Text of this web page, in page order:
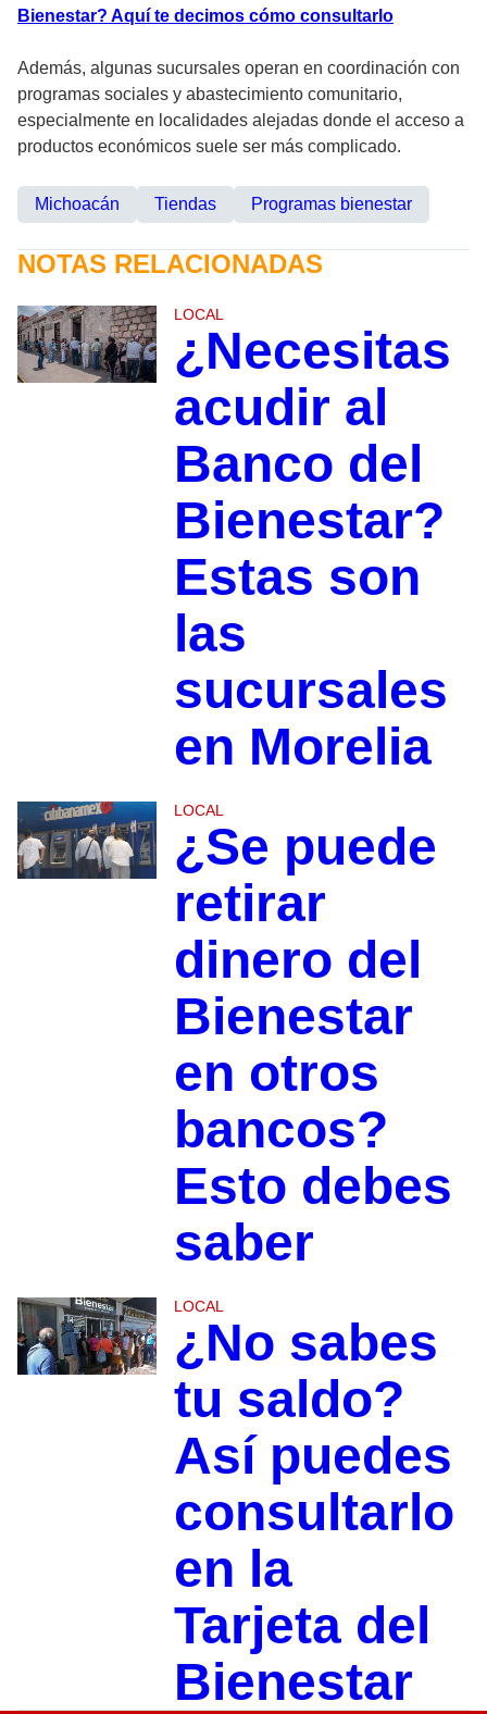
Bienestar? Aquí te decimos cómo consultarlo
Además, algunas sucursales operan en coordinación con
programas sociales y abastecimiento comunitario,
especialmente en localidades alejadas donde el acceso a
productos económicos suele ser más complicado.
Michoacán Tiendas Programas bienestar
NOTAS RELACIONADAS
LOCAL
¿Necesitas
acudir al
Banco del
Bienestar?
Estas son
las
sucursales
en Morelia
LOCAL
¿Se puede
retirar
dinero del
Bienestar
en otros
bancos?
Esto debes
saber
LOCAL
¿No sabes
tu saldo?
Así puedes
consultarlo
en la
Tarjeta del
Bienestar